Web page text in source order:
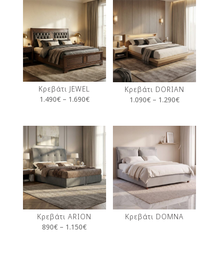
Κρεβάτι JEWEL
1.490€– 1.690€
Κρεβάτι DORIAN
1.090€ – 1.290€
Κρεβάτι ARION
890€ – 1.150€
Κρεβάτι DOMNA